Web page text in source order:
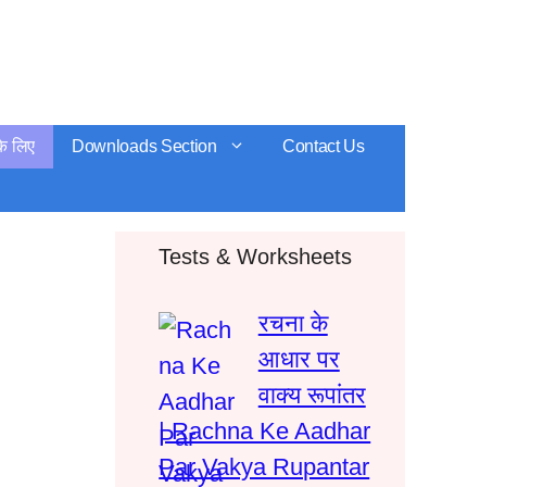
लिए Downloads Section Contact Us
Tests & Worksheets
रचना के
आधार पर
वाक्य रूपांतर
| Rachna Ke Aadhar
Par Vakya Rupantar